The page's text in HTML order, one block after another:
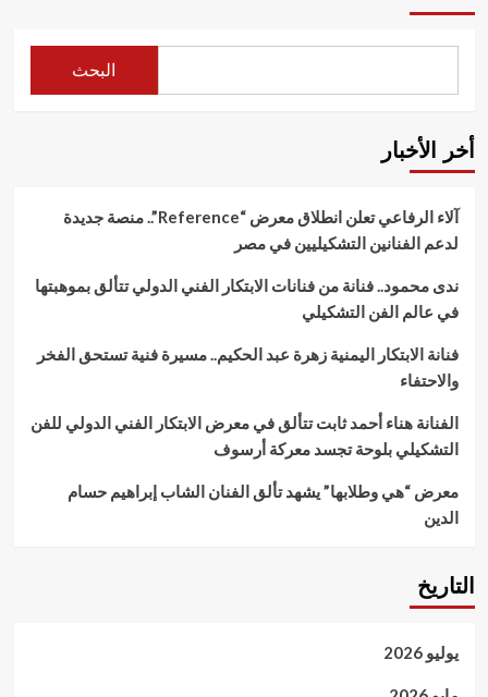
البحث
أخر الأخبار
آلاء الرفاعي تعلن انطلاق معرض “Reference”.. منصة جديدة
لدعم الفنانين التشكيليين في مصر
ندى محمود.. فنانة من فنانات الابتكار الفني الدولي تتألق بموهبتها
في عالم الفن التشكيلي
فنانة الابتكار اليمنية زهرة عبد الحكيم.. مسيرة فنية تستحق الفخر
والاحتفاء
الفنانة هناء أحمد ثابت تتألق في معرض الابتكار الفني الدولي للفن
التشكيلي بلوحة تجسد معركة أرسوف
معرض “هي وطلابها” يشهد تألق الفنان الشاب إبراهيم حسام
الدين
التاريخ
يوليو 2026